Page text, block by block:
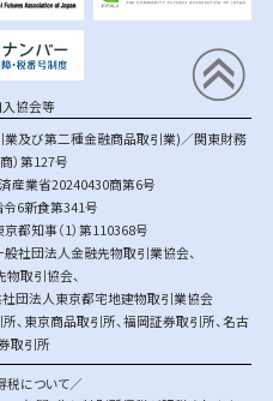
入協会等
及び第二種金融商品取引業)／関東財務
）第127号
産業省20240430商第6号
6新食第341号
都知事（1）第110368号
般社団法人金融先物取引業協会、
物取引協会、
団法人東京都宅地建物取引業協会
所、 東京商品取引所、福岡証券取引所、名古
取引所
税について／